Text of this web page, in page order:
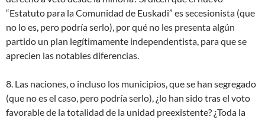
“Estatuto para la Comunidad de Euskadi” es secesionista (que
no lo es, pero podría serlo), por qué no les presenta algún
partido un plan legítimamente independentista, para que se
aprecien las notables diferencias.
8. Las naciones, o incluso los municipios, que se han segregado
(que no es el caso, pero podría serlo), ¿lo han sido tras el voto
favorable de la totalidad de la unidad preexistente? ¿Toda la